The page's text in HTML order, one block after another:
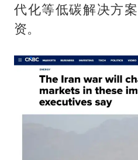
代化等低碳解决方
资。